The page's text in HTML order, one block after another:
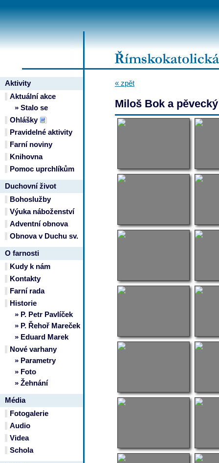
Aktivity
Aktuální akce
» Stalo se
Ohlášky
Pravidelné aktivity
Farní noviny
Knihovna
Pomoc uprchlíkům
Duchovní život
Bohoslužby
Výuka náboženství
Adventní obnova
Obnova v Duchu sv.
O farnosti
Kudy k nám
Kontakty
Farní rada
Historie
» P. Petr Pavlíček
» P. Řehoř Mareček
» Eduard Marek
Nové varhany
» Parametry
» Foto
» Žehnání
Média
Fotogalerie
Audio
Videa
Schola
« zpět
Miloš Bok a